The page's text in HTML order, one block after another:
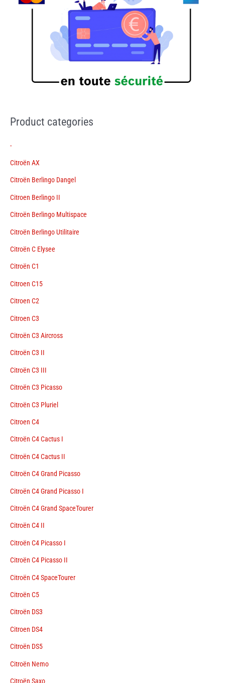
Product categories
-
Citroën AX
Citroën Berlingo Dangel
Citroen Berlingo II
Citroën Berlingo Multispace
Citroën Berlingo Utilitaire
Citroën C Elysee
Citroën C1
Citroen C15
Citroen C2
Citroen C3
Citroën C3 Aircross
Citroën C3 II
Citroën C3 III
Citroën C3 Picasso
Citroën C3 Pluriel
Citroen C4
Citroën C4 Cactus I
Citroën C4 Cactus II
Citroën C4 Grand Picasso
Citroën C4 Grand Picasso I
Citroën C4 Grand SpaceTourer
Citroën C4 II
Citroën C4 Picasso I
Citroën C4 Picasso II
Citroën C4 SpaceTourer
Citroën C5
Citroën DS3
Citroen DS4
Citroën DS5
Citroën Nemo
Citroën Saxo